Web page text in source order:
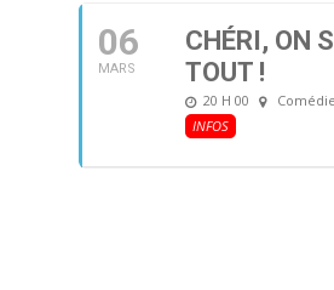
06
MARS
CHÉRI, ON
TOUT !
20 H 00
INFOS